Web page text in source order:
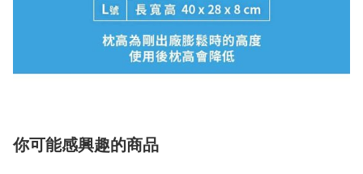
你可能感興趣的商品